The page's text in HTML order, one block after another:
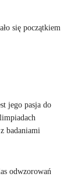
się początkiem
jego pasja do
badaniami
odwzorowań